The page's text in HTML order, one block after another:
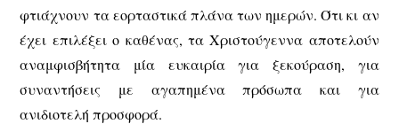
φτιάχνουν τα εορταστικά πλάνα των ημερών. Ότι κι αν
έχει επιλέξει ο καθένας, τα Χριστούγεννα αποτελούν
αναμφισβήτητα μία ευκαιρία για ξεκούραση, για
συναντήσεις με αγαπημένα πρόσωπα και για
ανιδιοτελή προσφορά.